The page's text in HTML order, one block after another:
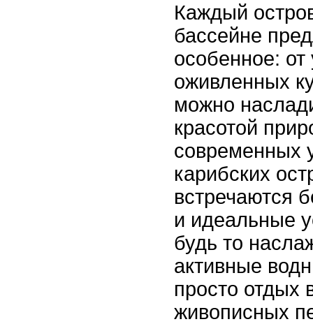
Каждый
бассейне
особенное: от
оживленных
можно
красотой
современных
карибских
встречаются
и идеальные
будь то
активные
просто отдых
живописных